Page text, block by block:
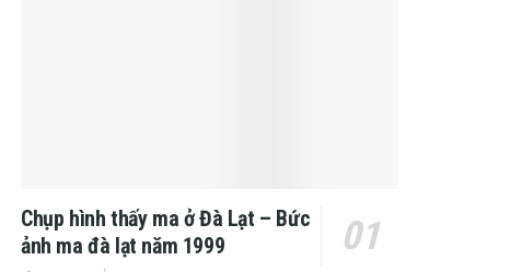
Chụp hình thấy ma ở Đà Lạt – Bức
ảnh ma đà lạt năm 1999